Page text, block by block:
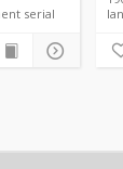
language document serial